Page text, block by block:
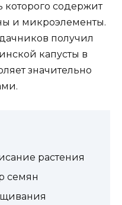
которого содержит
и микроэлементы.
получил
капусты в
значительно
растения
семян